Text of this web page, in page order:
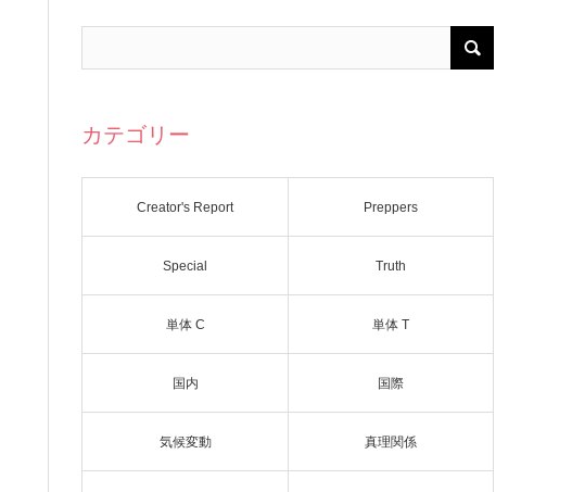
カテゴリー
Creator's Report Preppers
Special Truth
単体 C 単体 T
国内 国際
気候変動 真理関係